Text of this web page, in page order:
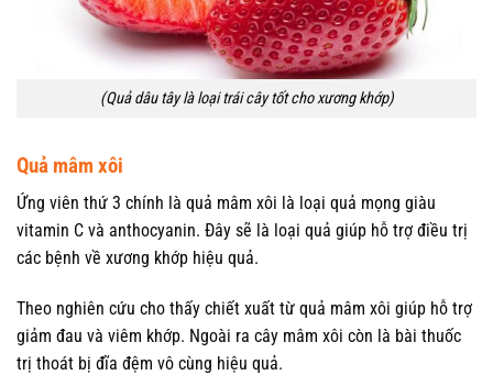
(Quả dâu tây là loại trái cây tốt cho xương khớp)
Quả mâm xôi
Ứng viên thứ 3 chính là quả mâm xôi là loại quả mọng giàu
vitamin C và anthocyanin. Đây sẽ là loại quả giúp hỗ trợ điều trị
các bệnh về xương khớp hiệu quả.
Theo nghiên cứu cho thấy chiết xuất từ quả mâm xôi giúp hỗ trợ
giảm đau và viêm khớp. Ngoài ra cây mâm xôi còn là bài thuốc
trị thoát bị đĩa đệm vô cùng hiệu quả.